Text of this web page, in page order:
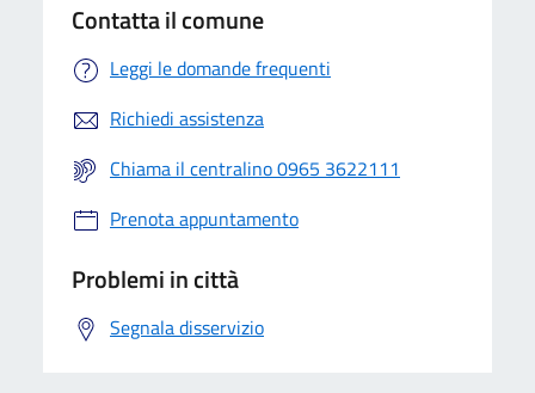
Contatta il comune
Leggi le domande frequenti
Richiedi assistenza
Chiama il centralino 0965 3622111
Prenota appuntamento
Problemi in città
Segnala disservizio